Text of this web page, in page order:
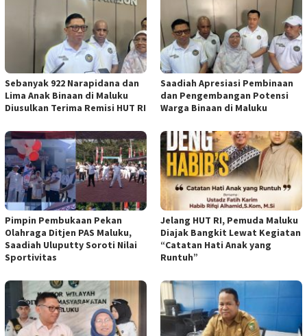
Sebanyak 922 Narapidana dan
Lima Anak Binaan di Maluku
Diusulkan Terima Remisi HUT RI
Saadiah Apresiasi Pembinaan
dan Pengembangan Potensi
Warga Binaan di Maluku
Pimpin Pembukaan Pekan
Olahraga Ditjen PAS Maluku,
Saadiah Uluputty Soroti Nilai
Sportivitas
Jelang HUT RI, Pemuda Maluku
Diajak Bangkit Lewat Kegiatan
“Catatan Hati Anak yang
Runtuh”